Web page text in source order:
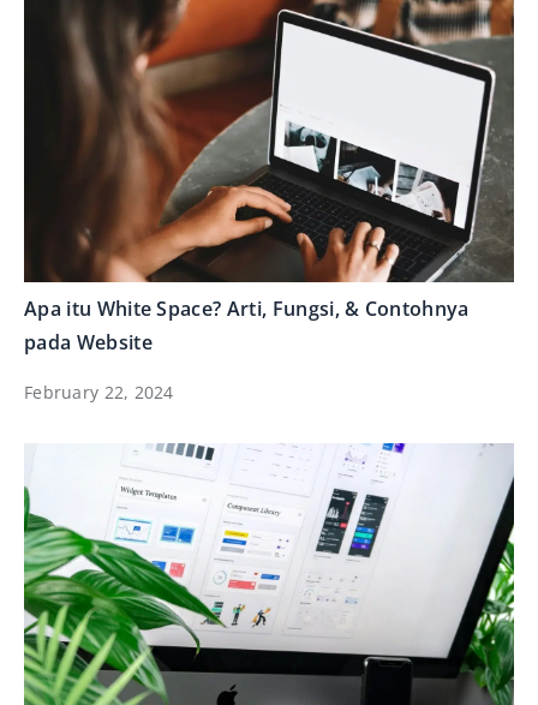
Apa itu White Space? Arti, Fungsi, & Contohnya
pada Website
February 22, 2024